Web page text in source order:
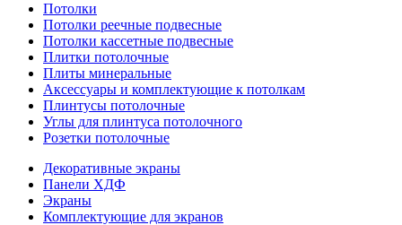
Потолки
Потолки реечные подвесные
Потолки кассетные подвесные
Плитки потолочные
Плиты минеральные
Аксессуары и комплектующие к потолкам
Плинтусы потолочные
Углы для плинтуса потолочного
Розетки потолочные
Декоративные экраны
Панели ХДФ
Экраны
Комплектующие для экранов